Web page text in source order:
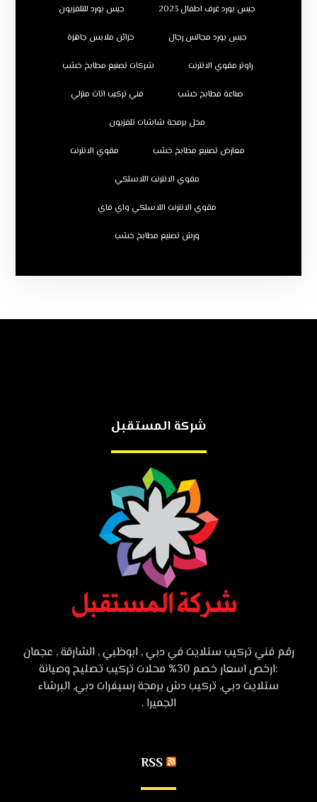
جبس بورد غرف اطفال 2023 جبس بورد للتلفزيون
جبس بورد مجالس رجال خزائن ملابس جاهزة
راوتر مقوي الانترنت شركات تصنيع مطابخ خشب
صناعة مطابخ خشب فني تركيب اثاث منزلي
محل برمجة شاشات تلفزيون
معارض تصنيع مطابخ خشب مقوي الانترنت
مقوي الانترنت اللاسلكي
مقوي الانترنت اللاسلكي واي فاي
ورش تصنيع مطابخ خشب
شركة المستقبل
رقم فني تركيب ستلايت في دبي , ابوظبي , الشارقة , عجمان
:ارخص اسعار خصم 30% محلات تركيب تصليح وصيانة
ستلايت دبي, تركيب دش برمجة رسيفرات دبي, البرشاء
الجميرا .
RSS